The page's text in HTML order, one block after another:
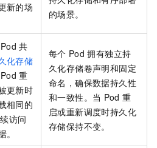
新的场
的场景。
Pod 共
化存储
Pod 重
更新时
相同的
访问
每个 Pod 拥有独立持
久化存储卷声明和固定
命名，确保数据持久性
和一致性。当 Pod 重
启或重新调度时持久化
存储保持不变。